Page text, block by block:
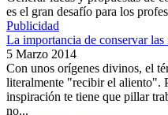
es el gran desafío para los
Publicidad
La importancia de conservar las
5 Marzo 2014
Con unos orígenes divinos, el
literalmente "recibir el aliento".
inspiración te tiene que pillar
no...